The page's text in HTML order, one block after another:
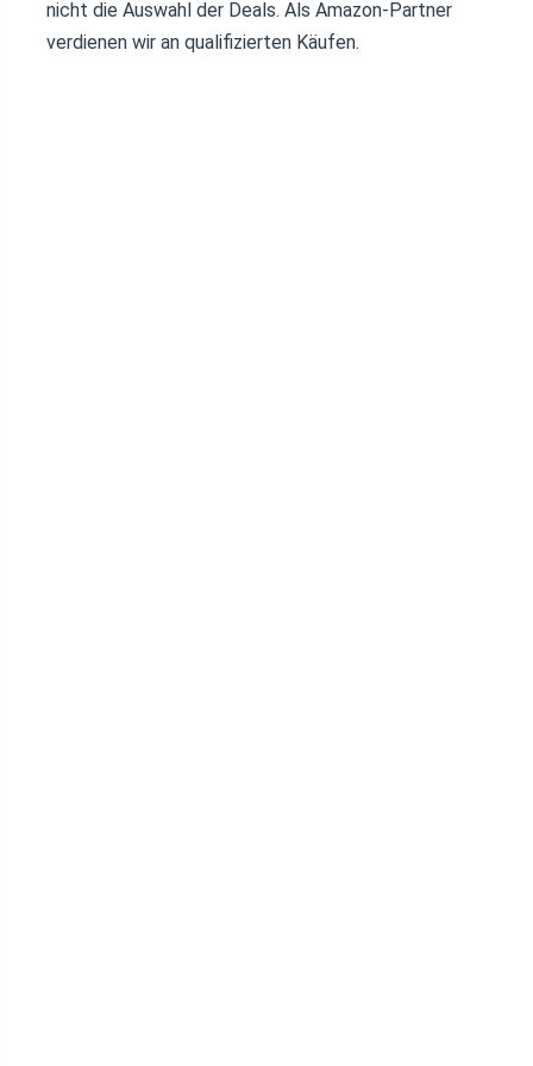
nicht die Auswahl der Deals. Als Amazon-Partner
verdienen wir an qualifizierten Käufen.